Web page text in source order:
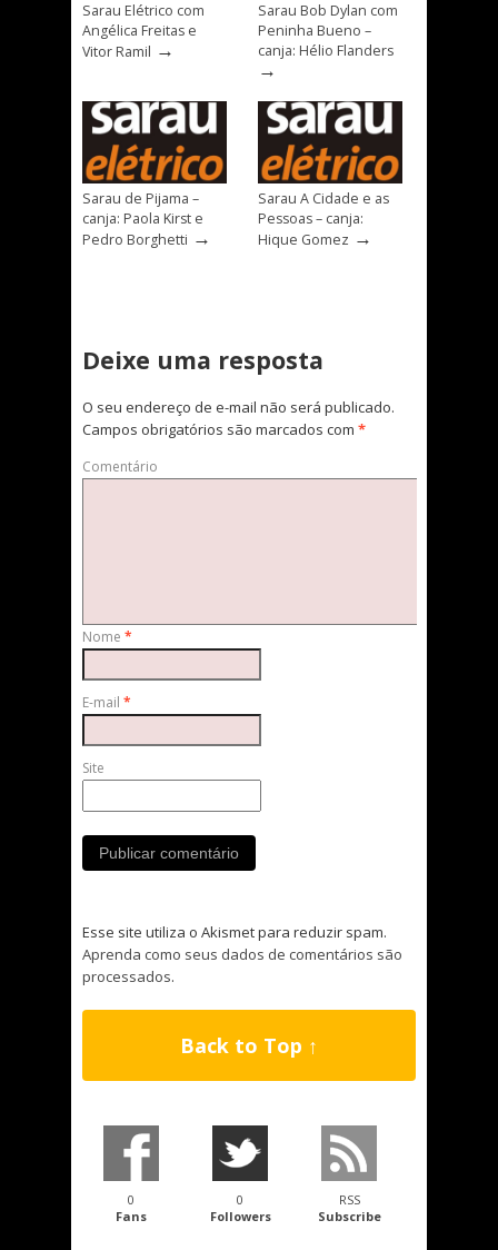
Sarau Elétrico com
Angélica Freitas e
Vitor Ramil →
Sarau Bob Dylan com
Peninha Bueno –
canja: Hélio Flanders
→
Sarau de Pijama –
canja: Paola Kirst e
Pedro Borghetti →
Sarau A Cidade e as
Pessoas – canja:
Hique Gomez →
Deixe uma resposta
O seu endereço de e-mail não será publicado.
Campos obrigatórios são marcados com *
Comentário
Nome *
E-mail *
Site
Esse site utiliza o Akismet para reduzir spam.
Aprenda como seus dados de comentários são
processados.
Back to Top ↑
0
Fans
0
Followers
RSS
Subscribe